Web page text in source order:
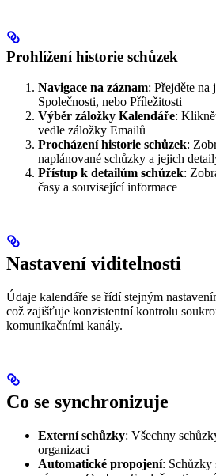
Prohlížení historie schůzek
Navigace na záznam: Přejděte na
Společnosti, nebo Příležitosti
Výběr záložky Kalendáře:
vedle záložky Emailů
Procházení historie schůzek:
naplánované schůzky a jejich
Přístup k detailům schůzek:
časy a související informace
Nastavení viditelnosti
Údaje kalendáře se řídí stejným
což zajišťuje konzistentní kontrolu
komunikačními kanály.
Co se synchronizuje
Externí schůzky: Všechny
organizaci
Automatické propojení: Schůzky